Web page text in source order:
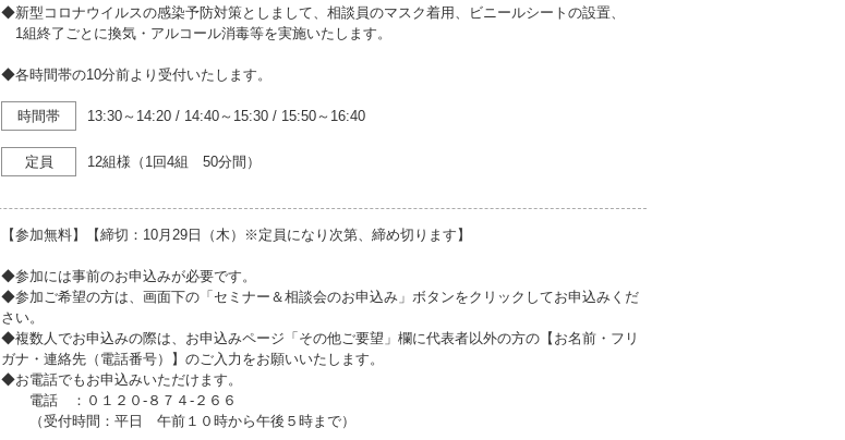
◆新型コロナウイルスの感染予防対策としまして、相談員のマスク着用、ビニールシートの設置、
1組終了ごとに換気・アルコール消毒等を実施いたします。
◆各時間帯の10分前より受付いたします。
時間帯 13:30～14:20 / 14:40～15:30 / 15:50～16:40
定員 12組様（1回4組 50分間）
【参加無料】【締切：10月29日（木）※定員になり次第、締め切ります】
◆参加には事前のお申込みが必要です。
◆参加ご希望の方は、画面下の「セミナー＆相談会のお申込み」ボタンをクリックしてお申込みくだ
さい。
◆複数人でお申込みの際は、お申込みページ「その他ご要望」欄に代表者以外の方の【お名前・フリ
ガナ・連絡先（電話番号）】のご入力をお願いいたします。
◆お電話でもお申込みいただけます。
電話 ：０１２０-８７４-２６６
（受付時間：平日 午前１０時から午後５時まで）